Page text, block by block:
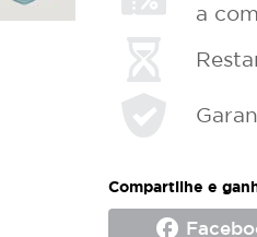
a
Compartilhe e
facebook